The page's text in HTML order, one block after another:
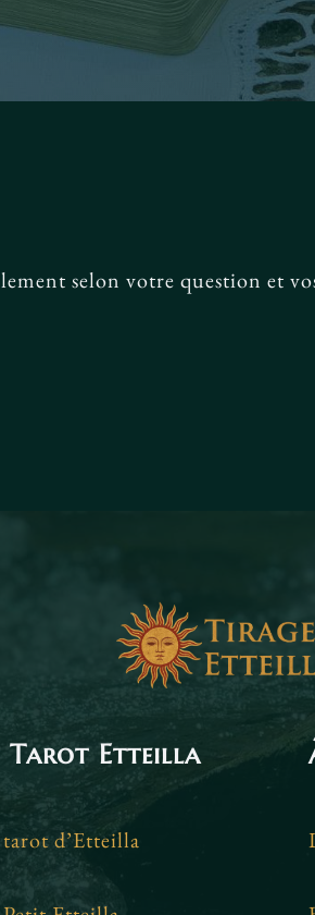
selon votre question et
Tarot Etteilla
d’Etteilla